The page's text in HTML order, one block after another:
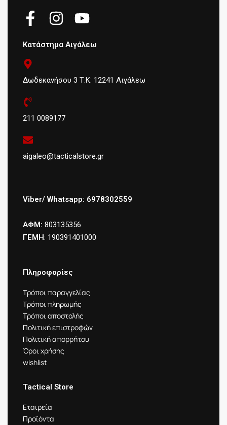
Κατάστημα Αιγάλεω
Δωδεκανήσου 3 Τ.Κ: 12241 Αιγάλεω
211 0089177
aigaleo@tacticalstore.gr
Viber/ Whatsapp: 6978302559
ΑΦΜ: 803135356
ΓΕΜΗ: 190391401000
Πληροφορίες
Τρόποι παραγγελίας
Τρόποι πληρωμής
Τρόποι αποστολής
Πολιτική επιστροφών
Πολιτική απορρήτου
Όροι χρήσης
wishlist
Tactical Store
Εταιρεία
Προϊόντα